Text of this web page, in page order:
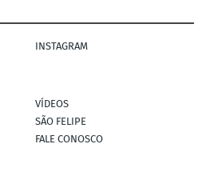
INSTAGRAM
VÍDEOS
SÃO FELIPE
FALE CONOSCO